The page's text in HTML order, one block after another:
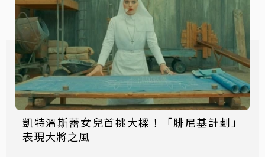
凱特溫斯蕾女兒首挑大樑！「腓尼基計劃」
表現大將之風